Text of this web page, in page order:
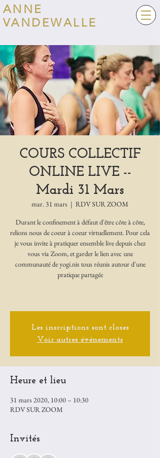
ANNE
VANDEWALLE
COURS COLLECTIF
ONLINE LIVE --
Mardi 31 Mars
mar. 31 mars
  |
RDV SUR ZOOM
Durant le confinement à défaut d'être côte à côte,
relions nous de coeur à coeur virtuellement. Pour cela
je vous invite à pratiquer ensemble live depuis chez
vous via Zoom, et garder le lien avec une
communauté de yogi.nis tous réunis autour d'une
pratique partagée
Les inscriptions sont closes
Voir autres événements
Heure et lieu
31 mars 2020, 10:00 – 10:30
RDV SUR ZOOM
Invités